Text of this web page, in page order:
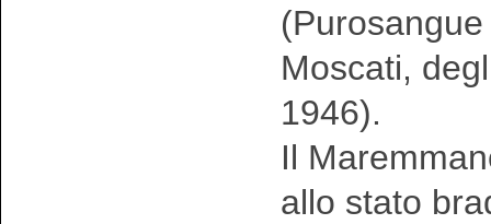
Moscati,
1946).
Il
allo stato